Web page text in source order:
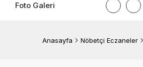
Foto Galeri
Anasayfa Nöbetçi Eczaneler